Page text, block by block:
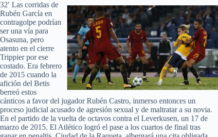
32′ Las corridas de
Rubén García en
contragolpe podrían
ser una vía para
Osasuna, pero
atento en el cierre
Trippier por ese
costado. Era febrero
de 2015 cuando la
afición del Betis
berreó estos
cánticos a favor del jugador Rubén Castro, inmerso entonces un
proceso judicial acusado de agresión sexual y de maltratar a su novia.
En el partido de la vuelta de octavos contra el Leverkusen, un 17 de
marzo de 2015. El Atlético logró el pase a los cuartos de final tras